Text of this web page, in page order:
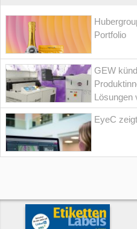
Portfolio
GEW
Lösungen
EyeC